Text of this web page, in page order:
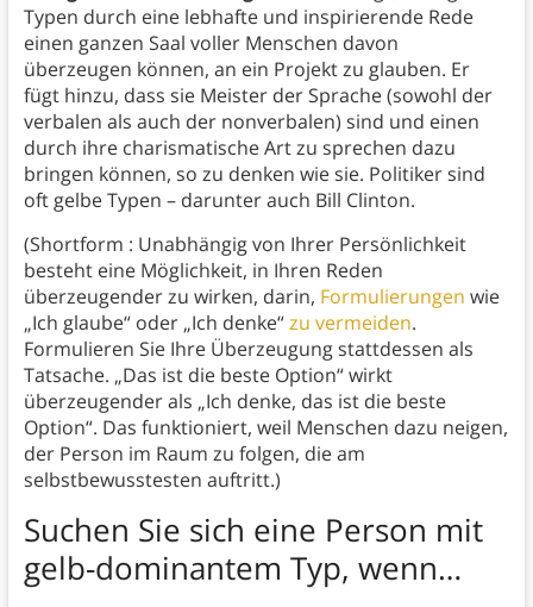
Typen durch eine lebhafte und inspirierende Rede
einen ganzen Saal voller Menschen davon
überzeugen können, an ein Projekt zu glauben. Er
fügt hinzu, dass sie Meister der Sprache (sowohl der
verbalen als auch der nonverbalen) sind und einen
durch ihre charismatische Art zu sprechen dazu
bringen können, so zu denken wie sie. Politiker sind
oft gelbe Typen – darunter auch Bill Clinton.
(Shortform : Unabhängig von Ihrer Persönlichkeit
besteht eine Möglichkeit, in Ihren Reden
überzeugender zu wirken, darin, Formulierungen wie
„Ich glaube“ oder „Ich denke“zu vermeiden.
Formulieren Sie Ihre Überzeugung stattdessen als
Tatsache. „Das ist die beste Option“ wirkt
überzeugender als „Ich denke, das ist die beste
Option“. Das funktioniert, weil Menschen dazu neigen,
der Person im Raum zu folgen, die am
selbstbewusstesten auftritt.)
Suchen Sie sich eine Person mit
gelb-dominantem Typ, wenn…